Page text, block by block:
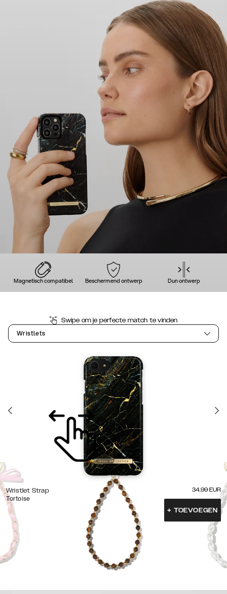
Magnetisch compatibel Beschermend ontwerp Dun ontwerp
Swipe om je perfecte match te vinden
Wristlets
Wristlet Strap
Tortoise
34.99 EUR
+ TOEVOEGEN